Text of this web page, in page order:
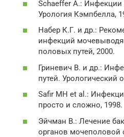
Schaeffer A.:
Урология Кэмпбелла,
Набер К.Г. и др.:
инфекций
половых путей, 2000.
Гриневич В. и др.:
путей. Урологический
Safir MH et al.:
просто и сложно, 1998.
Эйчман В.: Лечение
органов мочеполовой